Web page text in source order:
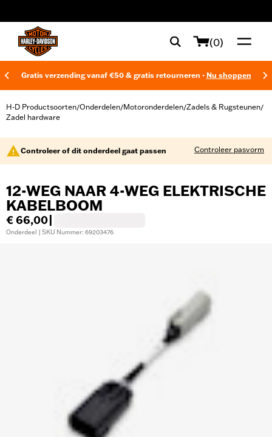
(0)
Gratis verzending vanaf €50 & gratis retourneren - Nu shoppen
H-D Productsoorten/Onderdelen/Motoronderdelen/Zadels & Rugsteunen/
Zadel hardware
Controleer of dit onderdeel gaat passen Controleer pasvorm
12-WEG NAAR 4-WEG ELEKTRISCHE
KABELBOOM
€ 66,00
Onderdeel | SKU Nummer: 69203476